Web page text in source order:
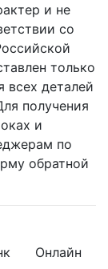
и не
со
только
всех деталей
получения
и
по
обратной
Онлайн